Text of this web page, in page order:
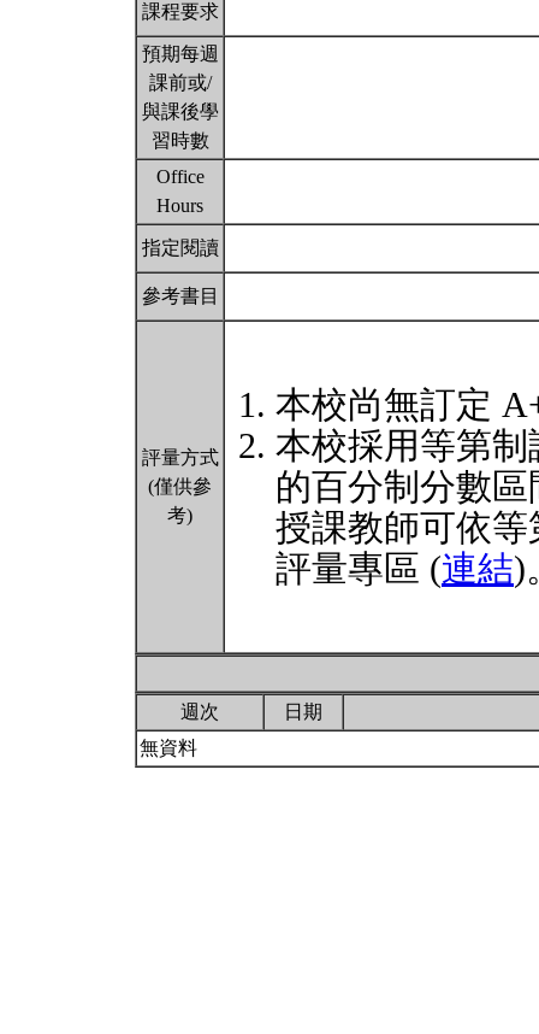
課程要求
預期每週
課前或/
與課後學
習時數
Office
Hours
指定閱讀
參考書目
評量方式
(僅供參
考)
本校尚無訂定
本校採用等第
的百分制分數
授課教師可依
評量專區 (連結)
週次
日期
無資料